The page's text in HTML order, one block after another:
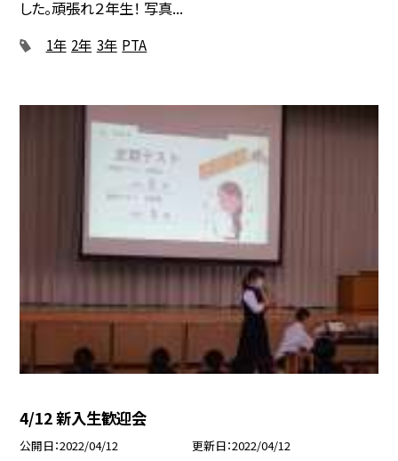
した。頑張れ２年生！ 写真...
1年 2年 3年 PTA
4/12 新入生歓迎会
公開日 2022/04/12 更新日 2022/04/12